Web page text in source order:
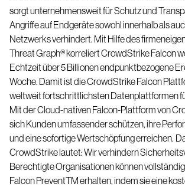
sorgt unternehmensweit für Schutz und
Angriffe auf Endgeräte sowohl innerhalb als
Netzwerks verhindert. Mit Hilfe des
Threat Graph®korreliert CrowdStrike Falcon
Echtzeit über 5 Billionen endpunktbezogene
Woche. Damit ist die CrowdStrike Falcon
weltweit fortschrittlichsten Datenplattformen
Mit der Cloud-nativen Falcon-Plattform von
sich Kunden umfassender schützen, ihre
und eine sofortige Wertschöpfung erreichen.
CrowdStrike lautet: Wir verhindern
Berechtigte Organisationen können
Falcon PreventTMerhalten, indem sie eine